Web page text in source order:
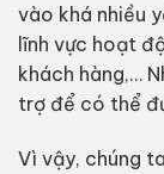
vào khá nhiều
lĩnh vực hoạt
khách hàng,…
trợ để có thể
Vì vậy, chúng